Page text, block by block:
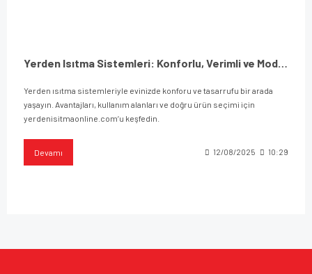
Yerden Isıtma Sistemleri: Konforlu, Verimli ve Modern Isınma Çözümü
Yerden ısıtma sistemleriyle evinizde konforu ve tasarrufu bir arada
yaşayın. Avantajları, kullanım alanları ve doğru ürün seçimi için
yerdenisitmaonline.com’u keşfedin.
Devamı 12/08/2025 10:29